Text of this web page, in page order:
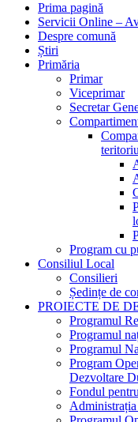
Prima pagină
Servicii Online –
Despre comună
Știri
Primăria
Primar
Viceprimar
Secretar
Program cu
Consiliul Local
Consilieri
Ședințe de
PROIECTE DE
Programul
Programul
Programul
Program
Dezvoltare
Fondul